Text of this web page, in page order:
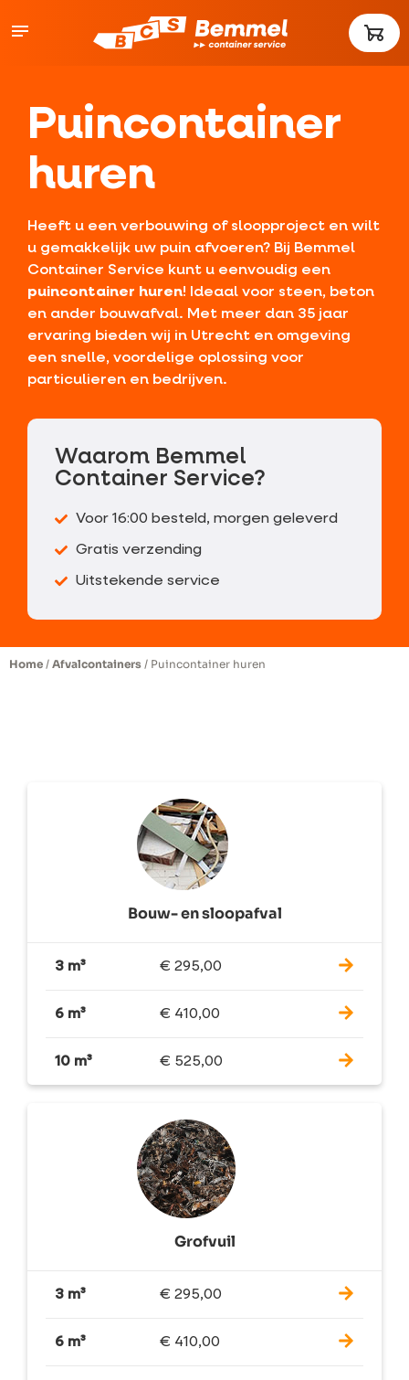
Puincontainer
huren
Heeft u een verbouwing of sloopproject en wilt
u gemakkelijk uw puin afvoeren? Bij Bemmel
Container Service kunt u eenvoudig een
puincontainer huren! Ideaal voor steen, beton
en ander bouwafval. Met meer dan 35 jaar
ervaring bieden wij in Utrecht en omgeving
een snelle, voordelige oplossing voor
particulieren en bedrijven.
Waarom Bemmel
Container Service?
Voor 16:00 besteld, morgen geleverd
Gratis verzending
Uitstekende service
Home / Afvalcontainers / Puincontainer huren
Bouw- en sloopafval
3 m³ € 295,00
6 m³ € 410,00
10 m³ € 525,00
Grofvuil
3 m³ € 295,00
6 m³ € 410,00